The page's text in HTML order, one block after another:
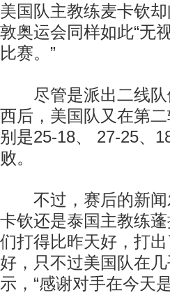
美国队主教练麦卡钦
敦奥运会同样如此“无
比赛。”
尽管是派出二线队
西后，美国队又在第
别是25-18、 27-25、
败。
不过，赛后的新闻
卡钦还是泰国主教练
们打得比昨天好，打
好，只不过美国队在
示，“感谢对手在今天